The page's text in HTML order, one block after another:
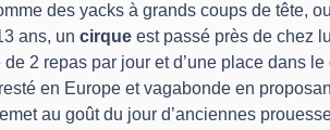
des yacks à grands coups de tête,
ans, un cirque est passé près de chez
2 repas par jour et d’une place dans
en Europe et vagabonde en
au goût du jour d’anciennes